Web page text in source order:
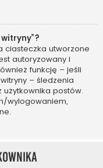
ciasteczka utworzone
autoryzowany i
funkcję – jeśli
– śledzenia
postów.
wylogowaniem,